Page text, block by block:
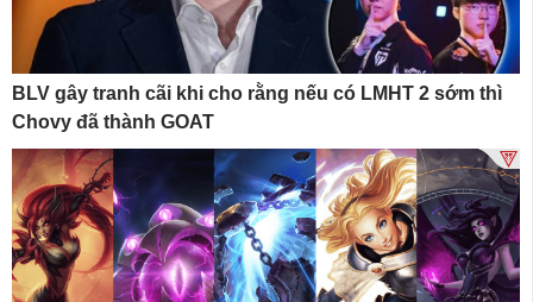
BLV gây tranh cãi khi cho rằng nếu có LMHT 2 sớm thì
Chovy đã thành GOAT